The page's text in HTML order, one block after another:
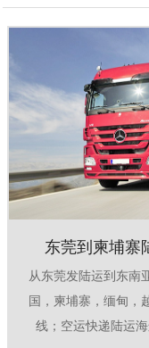
东莞到柬埔寨
从东莞发陆运到东南
国，柬埔寨，缅甸，
线；空运快递陆运